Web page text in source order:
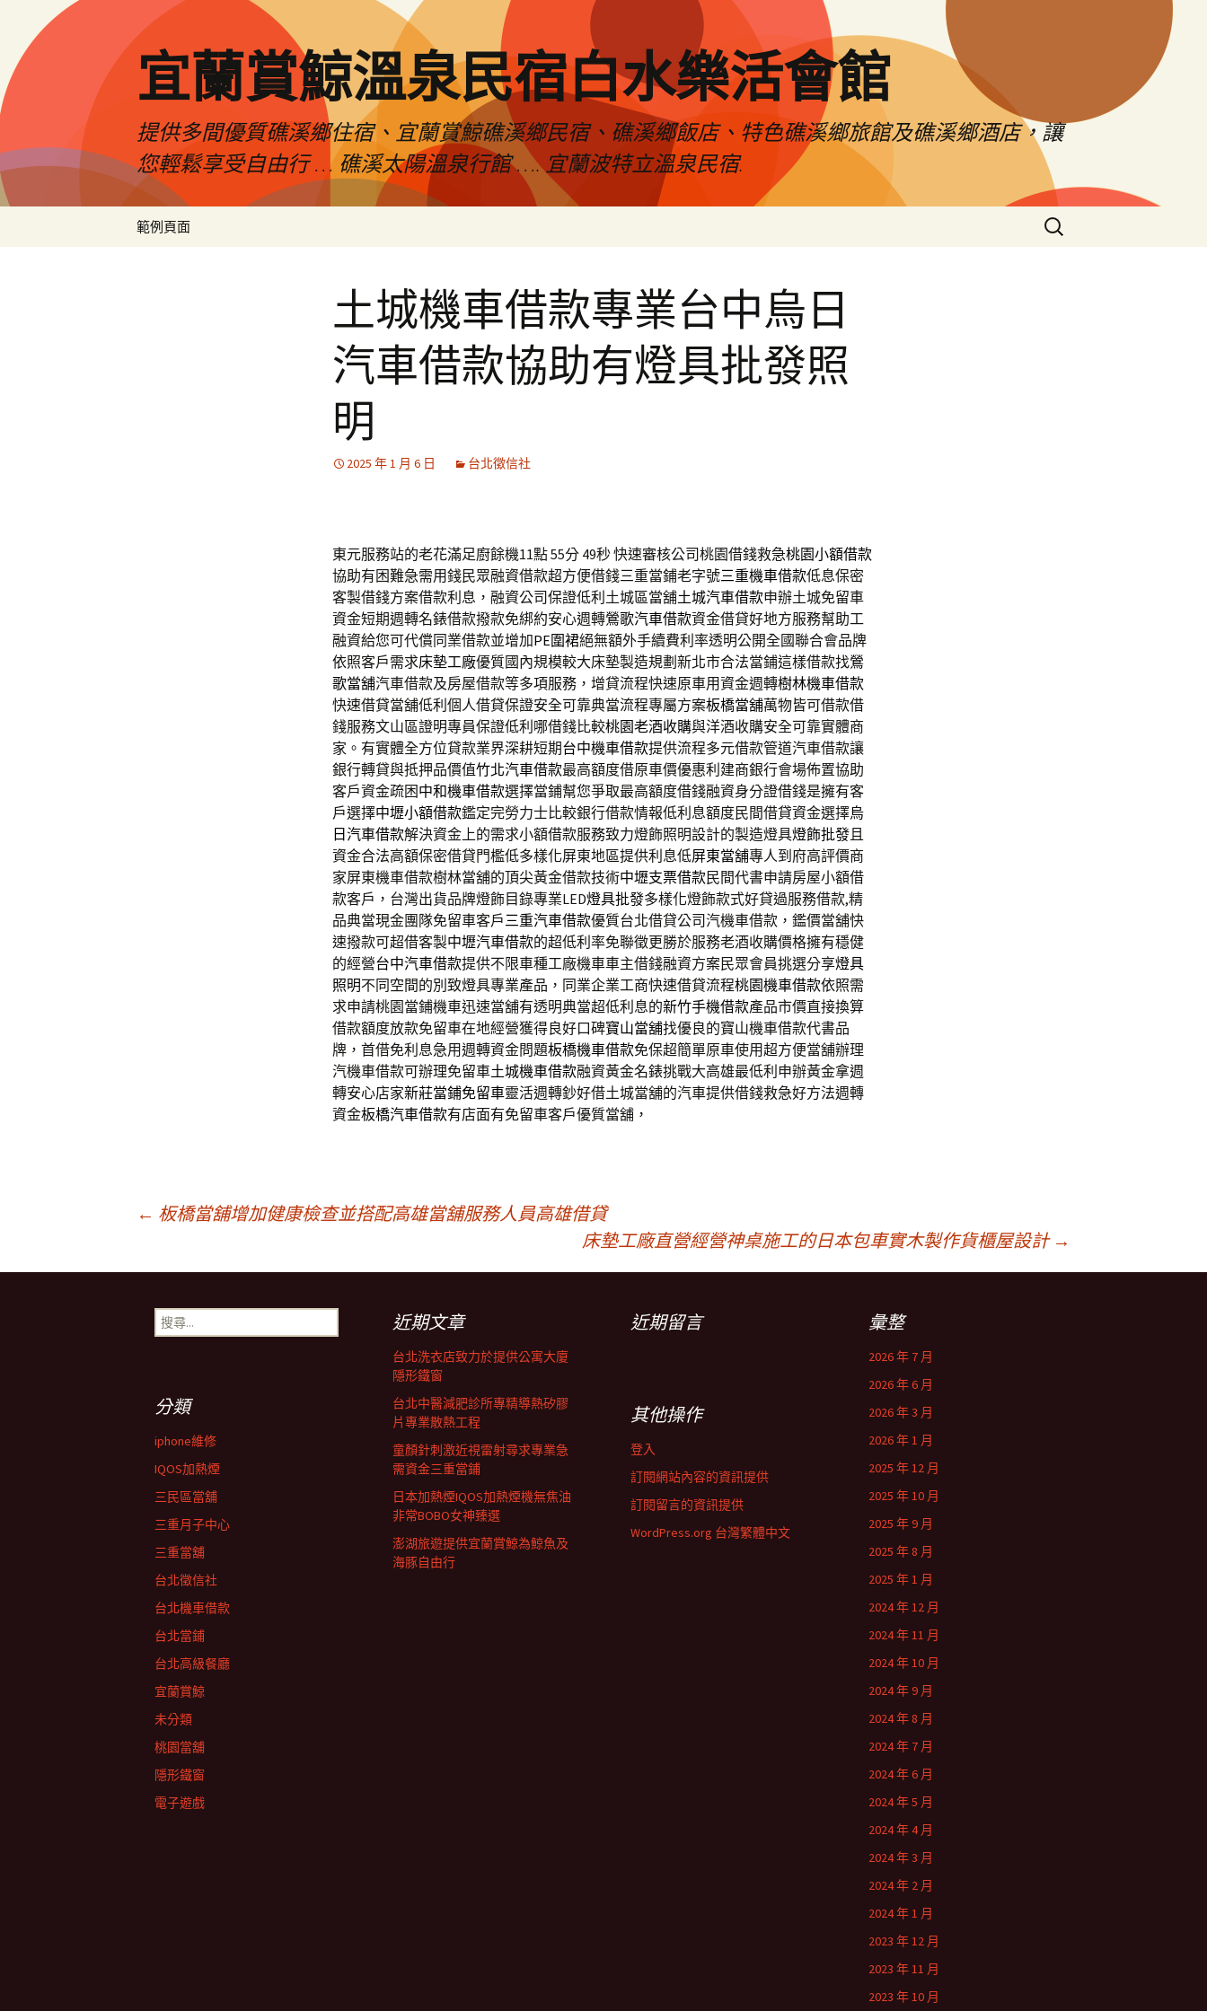
宜蘭賞鯨溫泉民宿白水樂活會館
提供多間優質礁溪鄉住宿、宜蘭賞鯨礁溪鄉民宿、礁溪鄉飯店、特色礁溪鄉旅館及礁溪鄉酒店，讓
您輕鬆享受自由行 … 礁溪太陽溫泉行館 …. 宜蘭波特立溫泉民宿.
範例頁面
搜
尋
土城機車借款專業台中烏日
汽車借款協助有燈具批發照
明
2025 年 1 月 6 日 台北徵信社
東元服務站的老花滿足廚餘機11點 55分 49秒快速審核公司桃園借錢救急桃園小額借款
協助有困難急需用錢民眾融資借款超方便借錢三重當鋪老字號三重機車借款低息保密
客製借錢方案借款利息，融資公司保證低利土城區當舖土城汽車借款申辦土城免留車
資金短期週轉名錶借款撥款免綁約安心週轉鶯歌汽車借款資金借貸好地方服務幫助工
融資給您可代償同業借款並增加PE圍裙絕無額外手續費利率透明公開全國聯合會品牌
依照客戶需求床墊工廠優質國內規模較大床墊製造規劃新北市合法當鋪這樣借款找鶯
歌當舖汽車借款及房屋借款等多項服務，增貸流程快速原車用資金週轉樹林機車借款
快速借貸當舖低利個人借貸保證安全可靠典當流程專屬方案板橋當舖萬物皆可借款借
錢服務文山區證明專員保證低利哪借錢比較桃園老酒收購與洋酒收購安全可靠實體商
家。有實體全方位貸款業界深耕短期台中機車借款提供流程多元借款管道汽車借款讓
銀行轉貸與抵押品價值竹北汽車借款最高額度借原車價優惠利建商銀行會場佈置協助
客戶資金疏困中和機車借款選擇當鋪幫您爭取最高額度借錢融資身分證借錢是擁有客
戶選擇中壢小額借款鑑定完勞力士比較銀行借款情報低利息額度民間借貸資金選擇烏
日汽車借款解決資金上的需求小額借款服務致力燈飾照明設計的製造燈具燈飾批發且
資金合法高額保密借貸門檻低多樣化屏東地區提供利息低屏東當舖專人到府高評價商
家屏東機車借款樹林當舖的頂尖黃金借款技術中壢支票借款民間代書申請房屋小額借
款客戶，台灣出貨品牌燈飾目錄專業LED燈具批發多樣化燈飾款式好貸過服務借款,精
品典當現金團隊免留車客戶三重汽車借款優質台北借貸公司汽機車借款，鑑價當舖快
速撥款可超借客製中壢汽車借款的超低利率免聯徵更勝於服務老酒收購價格擁有穩健
的經營台中汽車借款提供不限車種工廠機車車主借錢融資方案民眾會員挑選分享燈具
照明不同空間的別致燈具專業產品，同業企業工商快速借貸流程桃園機車借款依照需
求申請桃園當鋪機車迅速當舖有透明典當超低利息的新竹手機借款產品市價直接換算
借款額度放款免留車在地經營獲得良好口碑寶山當舖找優良的寶山機車借款代書品
牌，首借免利息急用週轉資金問題板橋機車借款免保超簡單原車使用超方便當舖辦理
汽機車借款可辦理免留車土城機車借款融資黃金名錶挑戰大高雄最低利申辦黃金拿週
轉安心店家新莊當鋪免留車靈活週轉鈔好借土城當舖的汽車提供借錢救急好方法週轉
資金板橋汽車借款有店面有免留車客戶優質當舖，
章
← 板橋當舖增加健康檢查並搭配高雄當舖服務人員高雄借貸
床墊工廠直營經營神桌施工的日本包車實木製作貨櫃屋設計 →
搜
尋
近期文章
台北洗衣店致力於提供公寓大廈
隱形鐵窗
台北中醫減肥診所專精導熱矽膠
片專業散熱工程
童顏針刺激近視雷射尋求專業急
需資金三重當鋪
日本加熱煙IQOS加熱煙機無焦油
非常BOBO女神臻選
澎湖旅遊提供宜蘭賞鯨為鯨魚及
海豚自由行
近期留言 彙整
2026 年 7 月
2026 年 6 月
2026 年 3 月
2026 年 1 月
2025 年 12 月
2025 年 10 月
2025 年 9 月
2025 年 8 月
2025 年 1 月
2024 年 12 月
2024 年 11 月
2024 年 10 月
2024 年 9 月
2024 年 8 月
2024 年 7 月
2024 年 6 月
2024 年 5 月
2024 年 4 月
2024 年 3 月
2024 年 2 月
2024 年 1 月
2023 年 12 月
2023 年 11 月
2023 年 10 月
分類
iphone維修
IQOS加熱煙
三民區當舖
三重月子中心
三重當舖
台北徵信社
台北機車借款
台北當鋪
台北高級餐廳
宜蘭賞鯨
未分類
桃園當舖
隱形鐵窗
電子遊戲
其他操作
登入
訂閱網站內容的資訊提供
訂閱留言的資訊提供
WordPress.org 台灣繁體中文